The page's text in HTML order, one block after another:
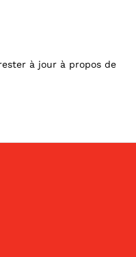
à jour à propos de